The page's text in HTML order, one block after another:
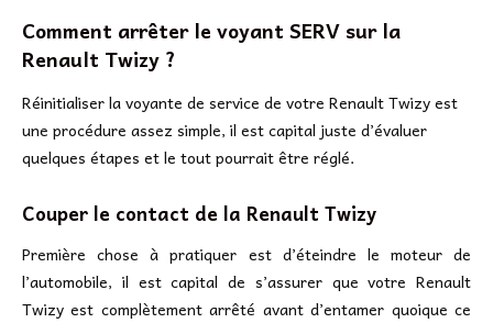
Comment arrêter le voyant SERV sur la
Renault Twizy ?
Réinitialiser la voyante de service de votre Renault Twizy est
une procédure assez simple, il est capital juste d’évaluer
quelques étapes et le tout pourrait être réglé.
Couper le contact de la Renault Twizy
Première chose à pratiquer est d’éteindre le moteur de
l’automobile, il est capital de s’assurer que votre Renault
Twizy est complètement arrêté avant d’entamer quoique ce